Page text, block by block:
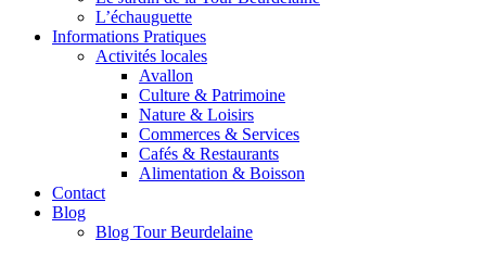
L’échauguette
Informations Pratiques
Activités locales
Avallon
Culture & Patrimoine
Nature & Loisirs
Commerces & Services
Cafés & Restaurants
Alimentation & Boisson
Contact
Blog
Blog Tour Beurdelaine